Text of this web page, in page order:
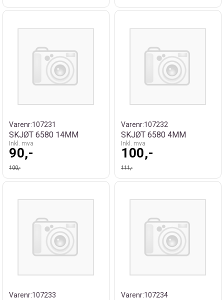
Varenr:107231
SKJØT 6580 14MM
Inkl. mva
90,-
100,-
Varenr:107232
SKJØT 6580 4MM
Inkl. mva
100,-
111,-
Varenr:107233 Varenr:107234